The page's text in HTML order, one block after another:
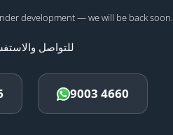
development — we will be back soon.
للتواصل
9003 4660